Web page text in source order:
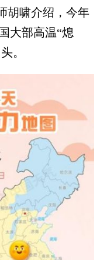
啸介绍，今年
大部高温“熄
。